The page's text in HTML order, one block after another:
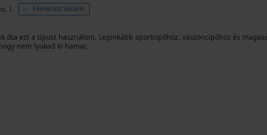
l. Ellenőrzött vásárló
óta ezt a típust használom. Leginkább sportcipőhöz, vászoncipőhöz és
nem lyukad ki hamar,